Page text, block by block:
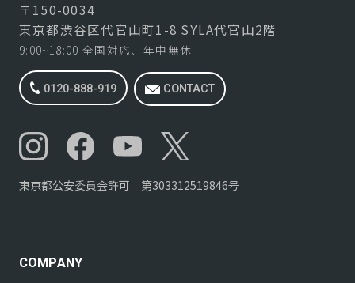
〒150-0034
東京都渋谷区代官山町1-8 SYLA代官山2階
9:00~18:00 全国対応、年中無休
0120-888-919 CONTACT
東京都公安委員会許可 第303312519846号
COMPANY